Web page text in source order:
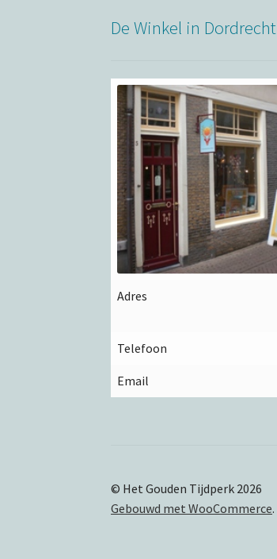
De Winkel in Dordrecht
Adres
Telefoon
Email
© Het Gouden Tijdperk 2026
Gebouwd met WooCommerce.